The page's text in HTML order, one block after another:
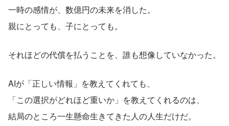
一時の感情が、数億円の未来を消した。
親にとっても、子にとっても。
それほどの代償を払うことを、誰も想像していなかった。
AIが「正しい情報」を教えてくれても、
「この選択がどれほど重いか」を教えてくれるのは、
結局のところ一生懸命生きてきた人の人生だけだ。